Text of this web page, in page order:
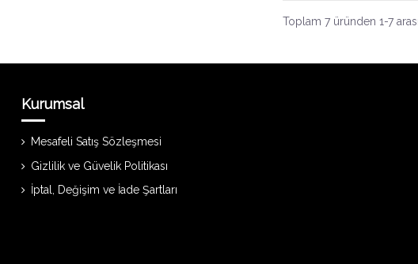
Toplam 7 üründen 1-7
Kurumsal
Mesafeli Satış Sözleşmesi
Gizlilik ve Güvelik Politikası
İptal, Değişim ve İade Şartları